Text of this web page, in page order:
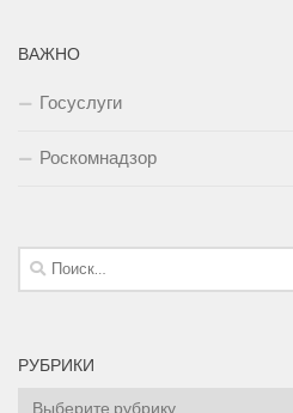
ВАЖНО
Госуслуги
Роскомнадзор
Найти:
РУБРИКИ
Рубрики